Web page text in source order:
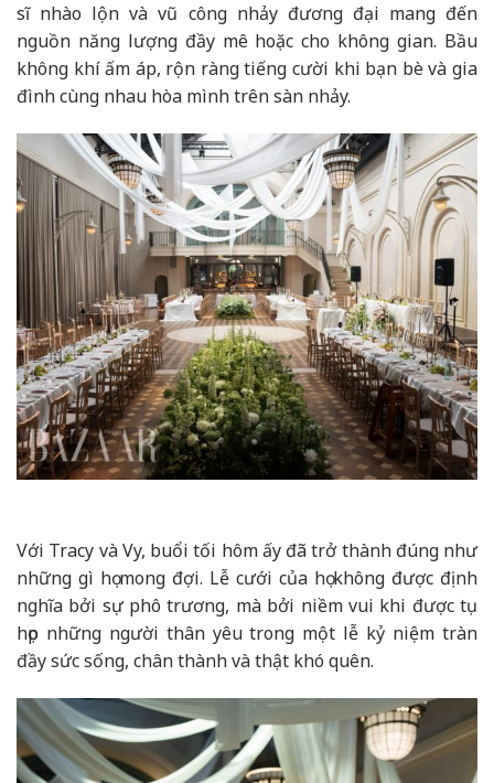
sĩ nhào lộn và vũ công nhảy đương đại mang đến
nguồn năng lượng đầy mê hoặc cho không gian. Bầu
không khí ấm áp, rộn ràng tiếng cười khi bạn bè và gia
đình cùng nhau hòa mình trên sàn nhảy.
Với Tracy và Vy, buổi tối hôm ấy đã trở thành đúng như
những gì họ mong đợi. Lễ cưới của họ không được định
nghĩa bởi sự phô trương, mà bởi niềm vui khi được tụ
họp những người thân yêu trong một lễ kỷ niệm tràn
đầy sức sống, chân thành và thật khó quên.